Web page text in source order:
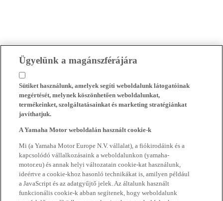
Ügyelünk a magánszférájára
Sütiket használunk, amelyek segíti weboldalunk látogatóinak
megértését, melynek köszönhetően weboldalunkat,
termékeinket, szolgáltatásainkat és marketing stratégiánkat
javíthatjuk.
A Yamaha Motor weboldalán használt cookie-k
Mi (a Yamaha Motor Europe N.V. vállalat), a fiókirodáink és a
kapcsolódó vállalkozásaink a weboldalunkon (yamaha-
motor.eu) és annak helyi változatain cookie-kat használunk,
ideértve a cookie-khoz hasonló technikákat is, amilyen például
a JavaScript és az adatgyűjtő jelek. Az általunk használt
funkcionális cookie-k abban segítenek, hogy weboldalunk